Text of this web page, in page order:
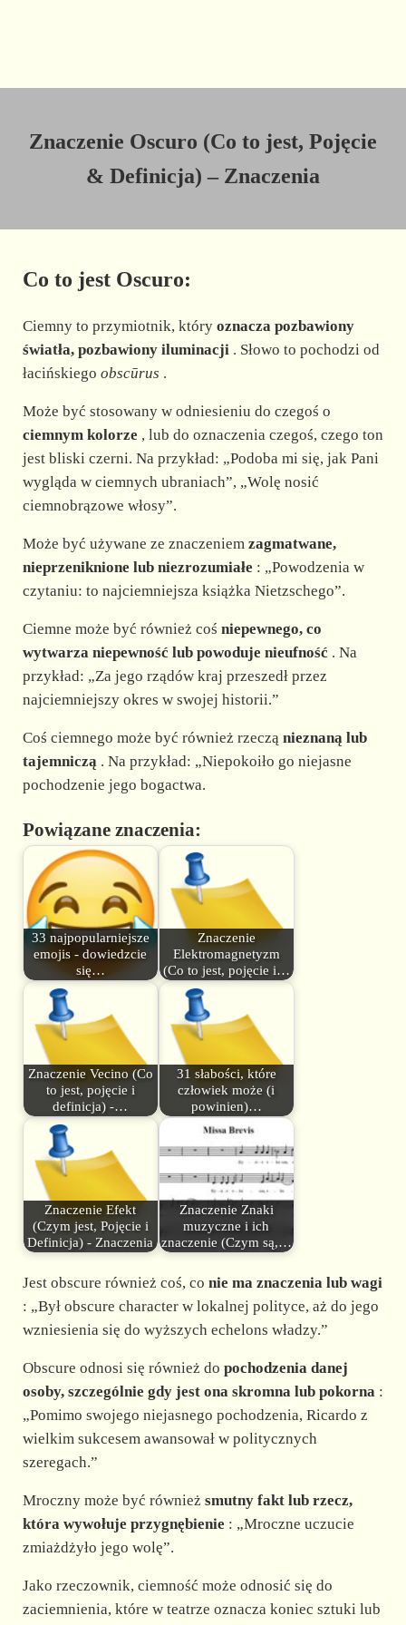
Znaczenie Oscuro (Co to jest, Pojęcie
& Definicja) – Znaczenia
Co to jest Oscuro:
Ciemny to przymiotnik, który oznacza pozbawiony
światła, pozbawiony iluminacji. Słowo to pochodzi od
łacińskiego obscūrus .
Może być stosowany w odniesieniu do czegoś o
ciemnym kolorze , lub do oznaczenia czegoś, czego ton
jest bliski czerni. Na przykład: „Podoba mi się, jak Pani
wygląda w ciemnych ubraniach”, „Wolę nosić
ciemnobrązowe włosy”.
Może być używane ze znaczeniem zagmatwane,
nieprzeniknione lub niezrozumiałe : „Powodzenia w
czytaniu: to najciemniejsza książka Nietzschego”.
Ciemne może być również coś niepewnego, co
wytwarza niepewność lub powoduje nieufność . Na
przykład: „Za jego rządów kraj przeszedł przez
najciemniejszy okres w swojej historii.”
Coś ciemnego może być również rzeczą nieznaną lub
tajemniczą. Na przykład: „Niepokoiło go niejasne
pochodzenie jego bogactwa.
Powiązane znaczenia:
33 najpopularniejsze
emojis - dowiedzcie
się…
Znaczenie
Elektromagnetyzm
(Co to jest, pojęcie i…
Znaczenie Vecino (Co
to jest, pojęcie i
definicja) -…
31 słabości, które
człowiek może (i
powinien)…
Znaczenie Efekt
(Czym jest, Pojęcie i
Definicja) - Znaczenia
Znaczenie Znaki
muzyczne i ich
znaczenie (Czym są,…
Jest obscure również coś, co nie ma znaczenia lub wagi
: „Był obscure character w lokalnej polityce, aż do jego
wzniesienia się do wyższych echelons władzy.”
Obscure odnosi się również do pochodzenia danej
osoby, szczególnie gdy jest ona skromna lub pokorna:
„Pomimo swojego niejasnego pochodzenia, Ricardo z
wielkim sukcesem awansował w politycznych
szeregach.”
Mroczny może być również smutny fakt lub rzecz,
która wywołuje przygnębienie : „Mroczne uczucie
zmiażdżyło jego wolę”.
Jako rzeczownik, ciemność może odnosić się do
zaciemnienia, które w teatrze oznacza koniec sztuki lub